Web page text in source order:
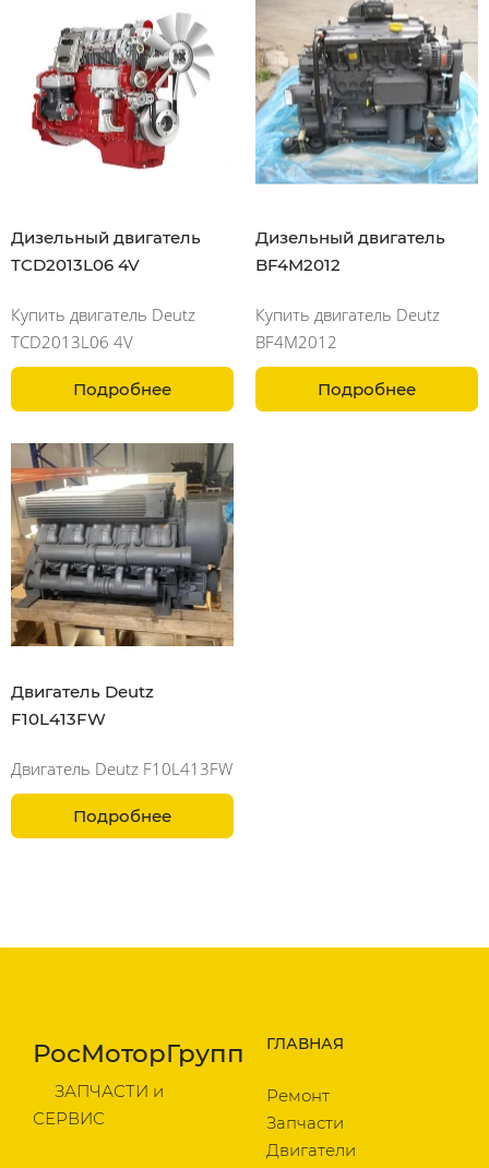
Дизельный двигатель
TCD2013L06 4V
Купить двигатель Deutz
TCD2013L06 4V
Подробнее
Дизельный двигатель
BF4M2012
Купить двигатель Deutz
BF4M2012
Подробнее
Двигатель Deutz
F10L413FW
Двигатель Deutz F10L413FW
Подробнее
РосМоторГрупп
ЗАПЧАСТИ и
СЕРВИС
ГЛАВНАЯ
Ремонт
Запчасти
Двигатели